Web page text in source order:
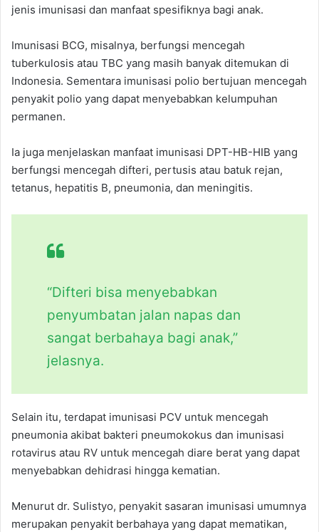
jenis imunisasi dan manfaat spesifiknya bagi anak.
Imunisasi BCG, misalnya, berfungsi mencegah
tuberkulosis atau TBC yang masih banyak ditemukan di
Indonesia. Sementara imunisasi polio bertujuan mencegah
penyakit polio yang dapat menyebabkan kelumpuhan
permanen.
Ia juga menjelaskan manfaat imunisasi DPT-HB-HIB yang
berfungsi mencegah difteri, pertusis atau batuk rejan,
tetanus, hepatitis B, pneumonia, dan meningitis.
“Difteri bisa menyebabkan
penyumbatan jalan napas dan
sangat berbahaya bagi anak,”
jelasnya.
Selain itu, terdapat imunisasi PCV untuk mencegah
pneumonia akibat bakteri pneumokokus dan imunisasi
rotavirus atau RV untuk mencegah diare berat yang dapat
menyebabkan dehidrasi hingga kematian.
Menurut dr. Sulistyo, penyakit sasaran imunisasi umumnya
merupakan penyakit berbahaya yang dapat mematikan,